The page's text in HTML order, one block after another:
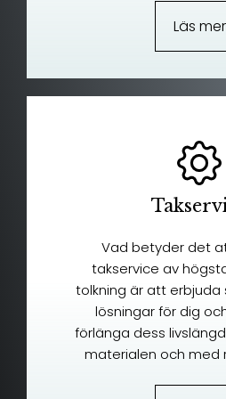
Läs mer
Vad betyder det
takservice av
tolkning är att erbjuda
lösningar för dig
förlänga dess
materialen och med